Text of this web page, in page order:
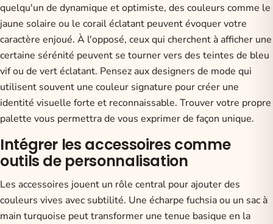
quelqu'un de dynamique et optimiste, des couleurs comme le
jaune solaire ou le corail éclatant peuvent évoquer votre
caractère enjoué. À l'opposé, ceux qui cherchent à afficher une
certaine sérénité peuvent se tourner vers des teintes de bleu
vif ou de vert éclatant. Pensez aux designers de mode qui
utilisent souvent une couleur signature pour créer une
identité visuelle forte et reconnaissable. Trouver votre propre
palette vous permettra de vous exprimer de façon unique.
Intégrer les accessoires comme
outils de personnalisation
Les accessoires jouent un rôle central pour ajouter des
couleurs vives avec subtilité. Une écharpe fuchsia ou un sac à
main turquoise peut transformer une tenue basique en la